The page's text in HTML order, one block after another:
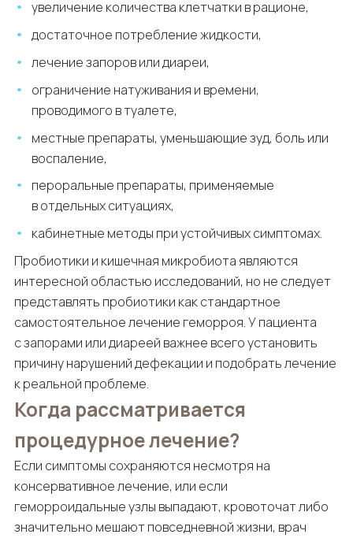
увеличение количества клетчатки в рационе,
достаточное потребление жидкости,
лечение запоров или диареи,
ограничение натуживания и времени,
проводимого в туалете,
местные препараты, уменьшающие зуд, боль или
воспаление,
пероральные препараты, применяемые
в отдельных ситуациях,
кабинетные методы при устойчивых симптомах.
Пробиотики и кишечная микробиота являются
интересной областью исследований, но не следует
представлять пробиотики как стандартное
самостоятельное лечение геморроя. У пациента
с запорами или диареей важнее всего установить
причину нарушений дефекации и подобрать лечение
к реальной проблеме.
Когда рассматривается
процедурное лечение?
Если симптомы сохраняются несмотря на
консервативное лечение, или если
геморроидальные узлы выпадают, кровоточат либо
значительно мешают повседневной жизни, врач